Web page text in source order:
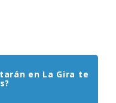
en La Gira te